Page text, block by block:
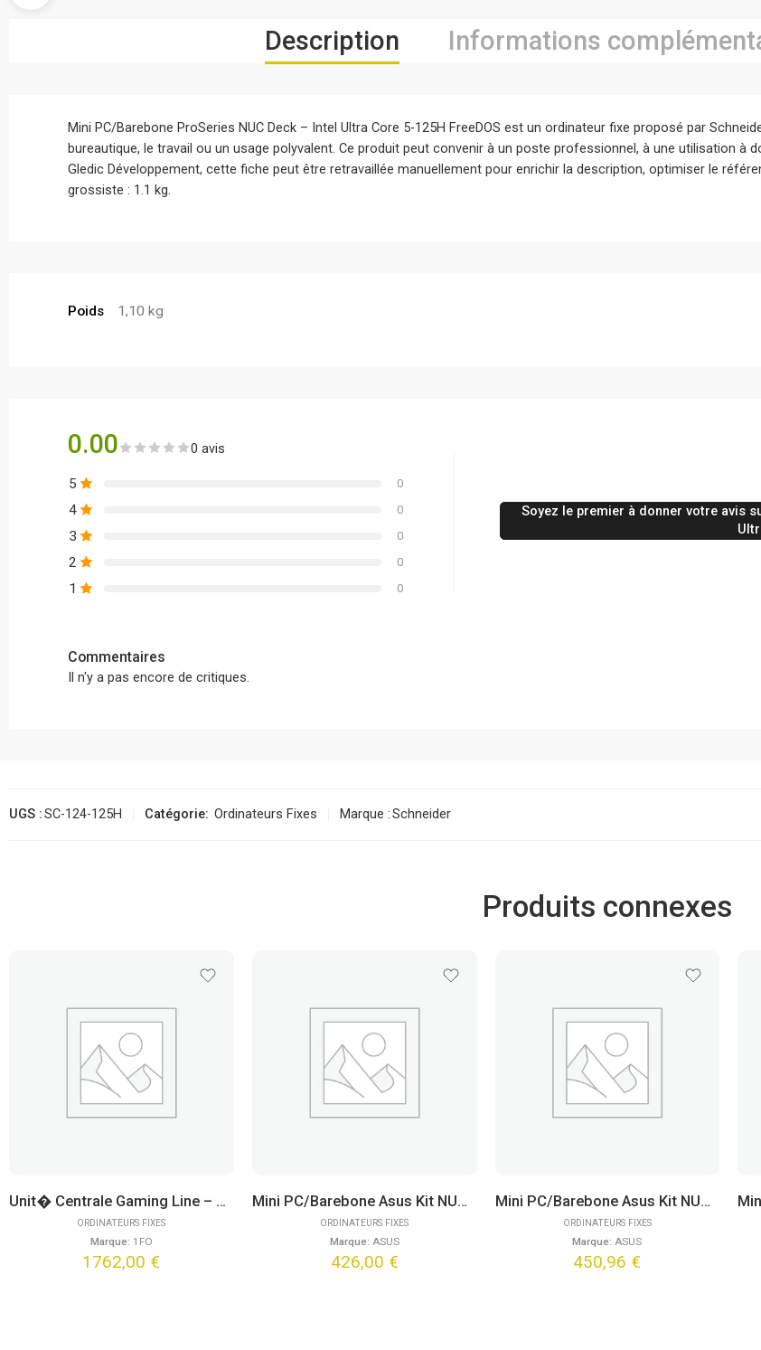
Description Informations
Mini PC/Barebone ProSeries NUC Deck – Intel Ultra Core 5-125H FreeDOS est un ordinateur fixe proposé par
bureautique, le travail ou un usage polyvalent. Ce produit peut convenir à un poste professionnel, à une utilisation à
Gledic Développement, cette fiche peut être retravaillée manuellement pour enrichir la description, optimiser le
grossiste : 1.1 kg.
Poids 1,10 kg
0.00 0 avis
5 0
4 0
3 0
2 0
1 0
Soyez le premier à donner votre avis
Commentaires
Il n'y a pas encore de critiques.
UGS :SC-124-125H Catégorie: Ordinateurs Fixes Marque :Schneider
Produits connexes
ORDINATEURS FIXES
Marque: 1FO
Unit� Centrale Gaming Line – Aether Core (FreeDOS)
1762,00 €
ORDINATEURS FIXES
Marque: ASUS
Mini PC/Barebone Asus Kit NUC 15 Pro Slim NUC15CRK – Core 3 100U
426,00 €
ORDINATEURS FIXES
Marque: ASUS
Mini PC/Barebone Asus Kit NUC 14 Pro NUC14RVK – i3-100U
450,96 €